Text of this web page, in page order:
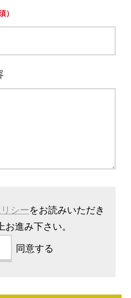
シーをお読みいただき
お進み下さい。
同意する